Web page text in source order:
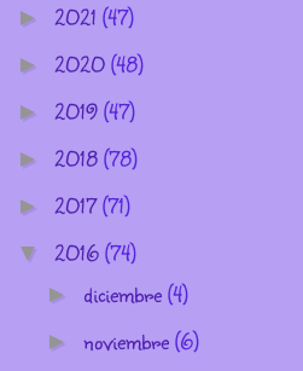
► 2021 (47)
► 2020(48)
► 2019(47)
► 2018(78)
► 2017(71)
▼ 2016(74)
► diciembre(4)
► noviembre(6)